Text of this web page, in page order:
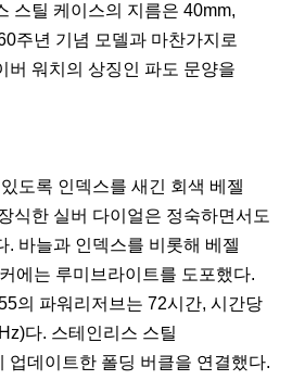
스틸 케이스의 지름은 40mm,
주년 기념 모델과 마찬가지로
버 워치의 상징인 파도 문양을
도록 인덱스를 새긴 회색 베젤
식한 실버 다이얼은 정숙하면서도
. 바늘과 인덱스를 비롯해 베젤
에는 루미브라이트를 도포했다.
의 파워리저브는 72시간, 시간당
다. 스테인리스 스틸
업데이트한 폴딩 버클을 연결했다.